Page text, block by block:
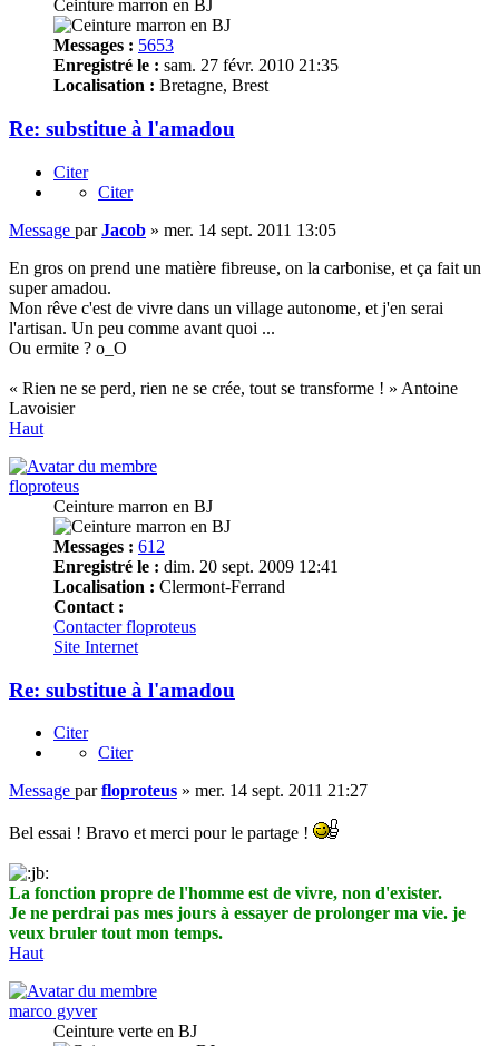
Ceinture marron en BJ
Messages : 5653
Enregistré le : sam. 27 févr. 2010 21:35
Localisation : Bretagne, Brest
Re: substitue à l'amadou
Citer
Citer
Message parJacob » mer. 14 sept. 2011 13:05
En gros on prend une matière fibreuse, on la carbonise, et ça fait un
super amadou.
Mon rêve c'est de vivre dans un village autonome, et j'en serai
l'artisan. Un peu comme avant quoi ...
Ou ermite ? o_O
« Rien ne se perd, rien ne se crée, tout se transforme ! » Antoine
Lavoisier
Haut
floproteus
Ceinture marron en BJ
Messages : 612
Enregistré le : dim. 20 sept. 2009 12:41
Localisation : Clermont-Ferrand
Contact :
Contacter floproteus
Site Internet
Re: substitue à l'amadou
Citer
Citer
Message parfloproteus » mer. 14 sept. 2011 21:27
Bel essai ! Bravo et merci pour le partage !
La fonction propre de l'homme est de vivre, non d'exister.
Je ne perdrai pas mes jours à essayer de prolonger ma vie. je
veux bruler tout mon temps.
Haut
marco gyver
Ceinture verte en BJ